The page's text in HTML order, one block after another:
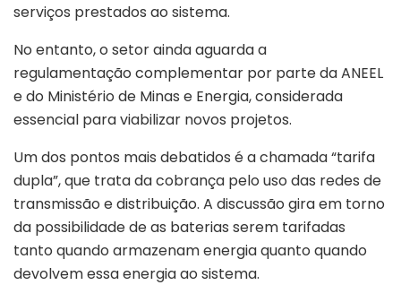
serviços prestados ao sistema.
No entanto, o setor ainda aguarda a
regulamentação complementar por parte da ANEEL
e do Ministério de Minas e Energia, considerada
essencial para viabilizar novos projetos.
Um dos pontos mais debatidos é a chamada “tarifa
dupla”, que trata da cobrança pelo uso das redes de
transmissão e distribuição. A discussão gira em torno
da possibilidade de as baterias serem tarifadas
tanto quando armazenam energia quanto quando
devolvem essa energia ao sistema.